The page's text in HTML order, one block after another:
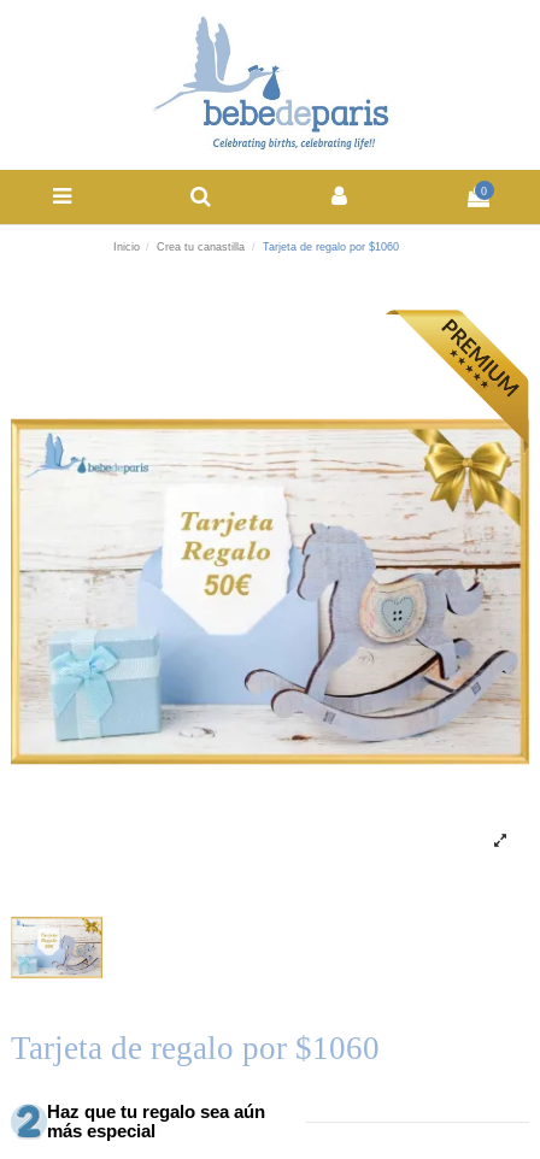
0
Inicio Crea tu canastilla Tarjeta de regalo por $1060
Tarjeta de regalo por $1060
Haz que tu regalo sea aún
más especial